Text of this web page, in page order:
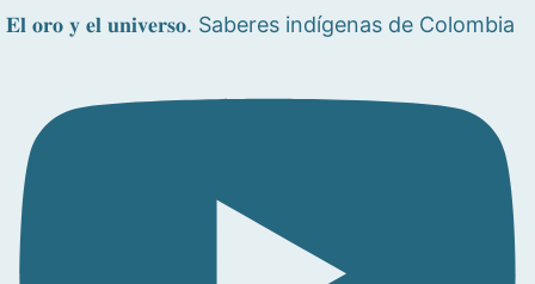
𝐄𝐥 𝐨𝐫𝐨 𝐲 𝐞𝐥 𝐮𝐧𝐢𝐯𝐞𝐫𝐬𝐨. Saberes indígenas de Colombia